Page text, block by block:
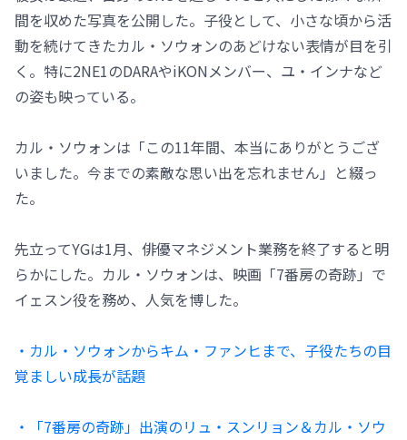
間を収めた写真を公開した。子役として、小さな頃から活
動を続けてきたカル・ソウォンのあどけない表情が目を引
く。特に2NE1のDARAやiKONメンバー、ユ・インナなど
の姿も映っている。
カル・ソウォンは「この11年間、本当にありがとうござ
いました。今までの素敵な思い出を忘れません」と綴っ
た。
先立ってYGは1月、俳優マネジメント業務を終了すると明
らかにした。カル・ソウォンは、映画「7番房の奇跡」で
イェスン役を務め、人気を博した。
・カル・ソウォンからキム・ファンヒまで、子役たちの目
覚ましい成長が話題
・「7番房の奇跡」出演のリュ・スンリョン＆カル・ソウ